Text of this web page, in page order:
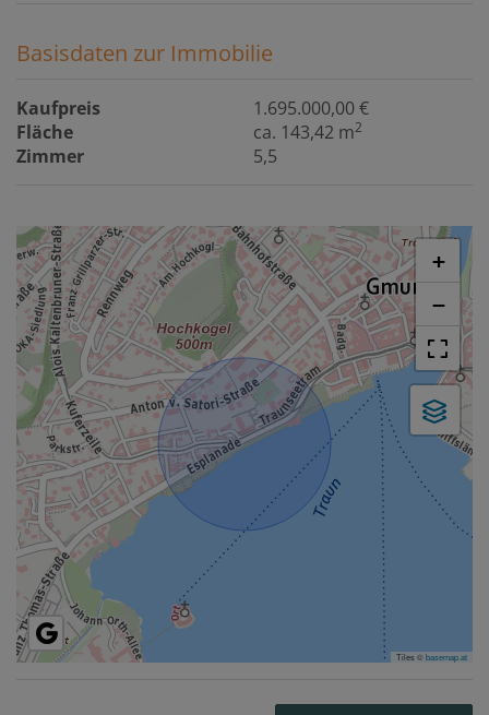
Basisdaten zur Immobilie
Kaufpreis
1.695.000,00 €
Fläche
ca. 143,42 m2
Zimmer 5,5
+
−
Tiles ©basemap.at